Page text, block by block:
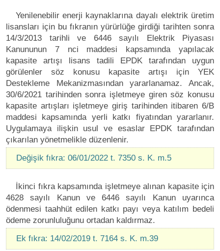
Yenilenebilir enerji kaynaklarına dayalı elektrik üretim
lisansları için bu fıkranın yürürlüğe girdiği tarihten sonra
14/3/2013 tarihli ve 6446 sayılı Elektrik Piyasası
Kanununun 7 nci maddesi kapsamında yapılacak
kapasite artışı lisans tadili EPDK tarafından uygun
görülenler söz konusu kapasite artışı için YEK
Destekleme Mekanizmasından yararlanamaz. Ancak,
30/6/2021 tarihinden sonra işletmeye giren söz konusu
kapasite artışları işletmeye giriş tarihinden itibaren 6/B
maddesi kapsamında yerli katkı fiyatından yararlanır.
Uygulamaya ilişkin usul ve esaslar EPDK tarafından
çıkarılan yönetmelikle düzenlenir.
Değişik fıkra: 06/01/2022 t. 7350 s. K. m.5
İkinci fıkra kapsamında işletmeye alınan kapasite için
4628 sayılı Kanun ve 6446 sayılı Kanun uyarınca
ödenmesi taahhüt edilen katkı payı veya katılım bedeli
ödeme zorunluluğunu ortadan kaldırmaz.
Ek fıkra: 14/02/2019 t. 7164 s. K. m.39